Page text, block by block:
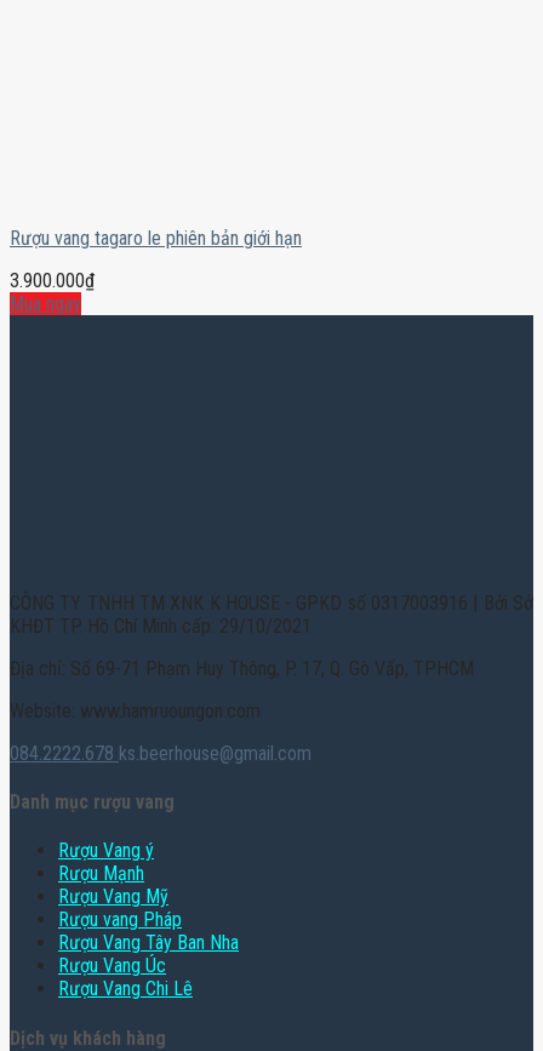
Rượu vang tagaro le phiên bản giới hạn
3.900.000₫
Mua ngay
CÔNG TY TNHH TM XNK K HOUSE - GPKD số 0317003916 | Bởi Sở
KHĐT TP. Hồ Chí Minh cấp: 29/10/2021
Địa chỉ: Số 69-71 Phạm Huy Thông, P. 17, Q. Gò Vấp, TPHCM
Website: www.hamruoungon.com
084.2222.678 ks.beerhouse@gmail.com
Danh mục rượu vang
Rượu Vang ý
Rượu Mạnh
Rượu Vang Mỹ
Rượu vang Pháp
Rượu Vang Tây Ban Nha
Rượu Vang Úc
Rượu Vang Chi Lê
Dịch vụ khách hàng